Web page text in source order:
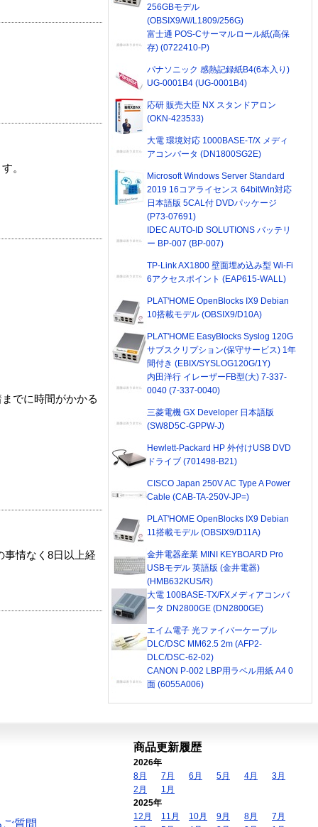
。
でに時間がかかる
事情なく8日以上経
256GBモデル
(OBSIX9/W/L1809/256G)
富士通 POS-Cサーマルロール紙(高保
存) (0722410-P)
パナソニック 感熱記録紙B4(6本入り)
UG-0001B4 (UG-0001B4)
応研 販売大臣 NX スタンドアロン
(OKN-423533)
大電 環境対応 1000BASE-T/X メディ
アコンバータ (DN1800SG2E)
Microsoft Windows Server Standard
2019 16コアライセンス 64bitWin対応
日本語版 5CAL付 DVDパッケージ
(P73-07691)
IDEC AUTO-ID SOLUTIONS バッテリ
ー BP-007 (BP-007)
TP-Link AX1800 壁面埋め込み型 Wi-Fi
6アクセスポイント (EAP615-WALL)
PLAT'HOME OpenBlocks IX9 Debian
10搭載モデル (OBSIX9/D10A)
PLAT'HOME EasyBlocks Syslog 120G
サブスクリプション(保守サービス) 1年
間付き (EBIX/SYSLOG120G/1Y)
内田洋行 イレーザーFB型(大) 7-337-
0040 (7-337-0040)
三菱電機 GX Developer 日本語版
(SW8D5C-GPPW-J)
Hewlett-Packard HP 外付けUSB DVD
ドライブ (701498-B21)
CISCO Japan 250V AC Type A Power
Cable (CAB-TA-250V-JP=)
PLAT'HOME OpenBlocks IX9 Debian
11搭載モデル (OBSIX9/D11A)
金井電器産業 MINI KEYBOARD Pro
USBモデル 英語版 (金井電器)
(HMB632KUS/R)
大電 100BASE-TX/FXメディアコンバ
ータ DN2800GE (DN2800GE)
エイム電子 光ファイバーケーブル
DLC/DSC MM62.5 2m (AFP2-
DLC/DSC-62-02)
CANON P-002 LBP用ラベル用紙 A4 0
面 (6055A006)
質問
商品更新履歴
2026年
8月
7月 6月 5月 4月
3月
2月
1月
2025年
12月
11月 10月 9月 8月
7月